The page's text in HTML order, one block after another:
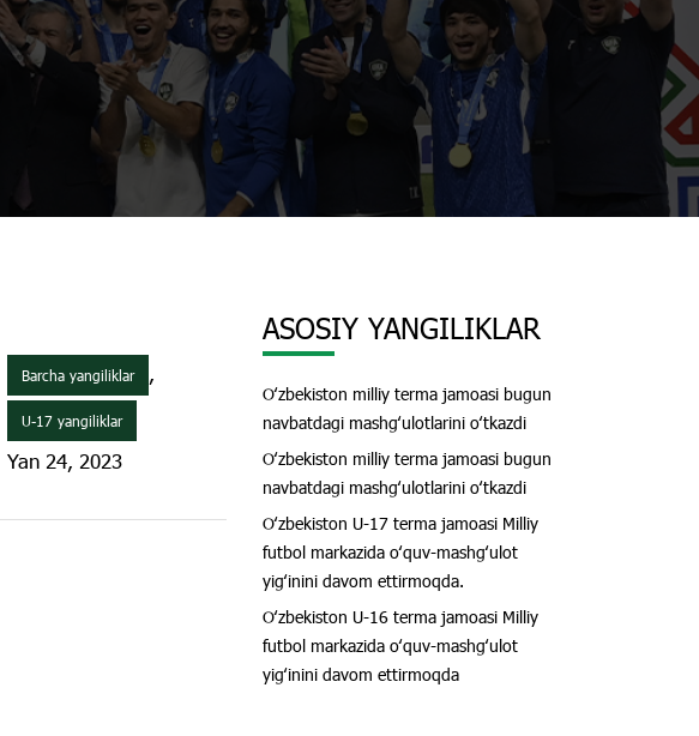
Barcha yangiliklar ,
U-17 yangiliklar
Yan 24, 2023
ASOSIY YANGILIKLAR
Oʻzbekiston milliy terma jamoasi bugun
navbatdagi mashgʻulotlarini oʻtkazdi
Oʻzbekiston milliy terma jamoasi bugun
navbatdagi mashgʻulotlarini oʻtkazdi
Oʻzbekiston U-17 terma jamoasi Milliy
futbol markazida oʻquv-mashgʻulot
yigʻinini davom ettirmoqda.
Oʻzbekiston U-16 terma jamoasi Milliy
futbol markazida oʻquv-mashgʻulot
yigʻinini davom ettirmoqda